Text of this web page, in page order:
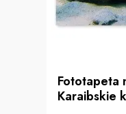
Fototapeta
Karaibskie